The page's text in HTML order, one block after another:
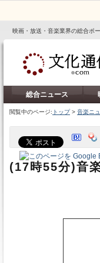
映画・放送・音楽業界の総合ポ
総合ニュース
閲覧中のページ: トップ> 音楽ニ
(17時55分)音